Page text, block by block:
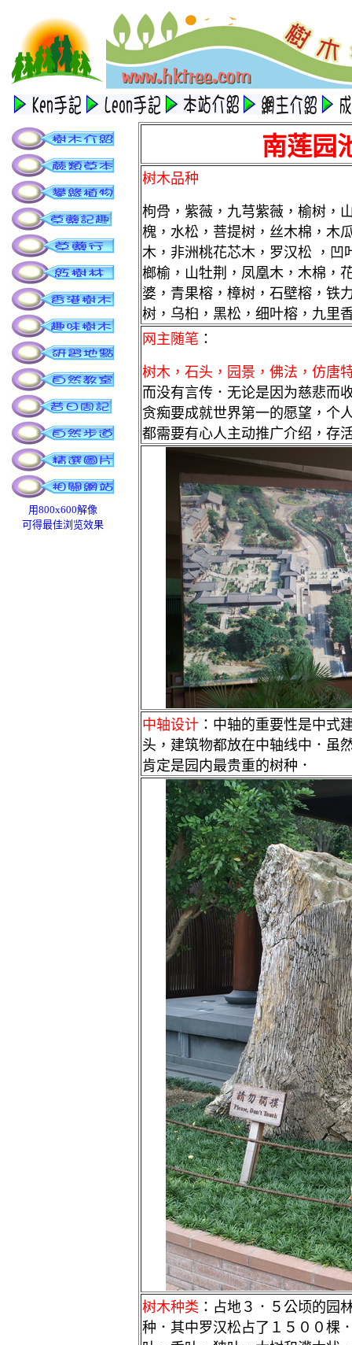
用800x600解像
可得最佳浏览效果
南莲园
树木品种
枸骨，紫薇，九芎紫薇，榆树，
槐，水松，菩提树，丝木棉，木
木，非洲桃花芯木，罗汉松 ，凹
榔榆，山牡荆，凤凰木，木棉，
婆，青果榕，樟树，石壁榕，铁
树，乌桕，黑松，细叶榕，九里
网主随笔 ：
树木，石头，园景，佛法，仿唐
而没有言传．无论是因为慈悲而
贪痴要成就世界第一的愿望，个
都需要有心人主动推广介绍，存
中轴设计 ：中轴的重要性是中式
头，建筑物都放在中轴线中．虽
肯定是园内最贵重的树种．
树木种类 ：占地３．５公顷的园
种．其中罗汉松占了１５００棵